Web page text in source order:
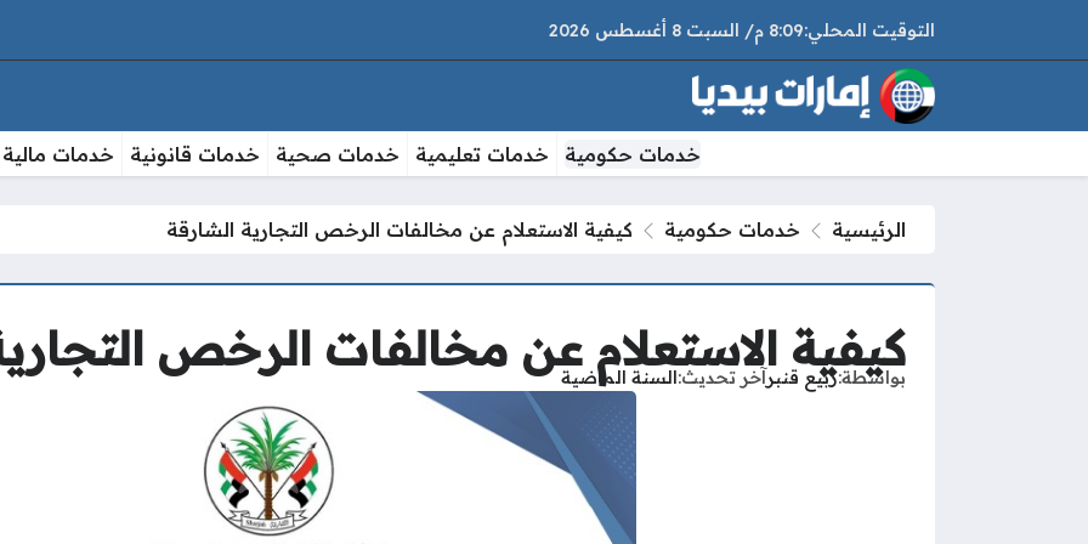
8:09 م السبت 8 أغسطس 2026
خدمات حكومية خدمات تعليمية خدمات صحية خدمات قانونية خدمات مالية
الرئيسية خدمات حكومية كيفية الاستعلام عن مخالفات الرخص التجارية الشارقة
كيفية الاستعلام عن مخالفات الرخص
بواسطةربيع قنبرآخر تحديث السنة الماضية